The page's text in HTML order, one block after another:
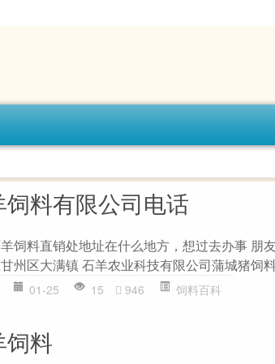
饲料有限公司电话
饲料直销处地址在什么地方，想过去办事 朋
州区大满镇 石羊农业科技有限公司蒲城猪饲
01-25 15 946 饲料百科
饲料